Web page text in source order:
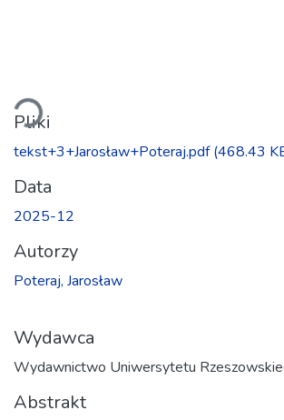
Ładowanie...
Pliki
tekst+3+Jarosław+Poteraj.pdf(468.43
Data
2025-12
Autorzy
Poteraj, Jarosław
Wydawca
Wydawnictwo Uniwersytetu
Abstrakt